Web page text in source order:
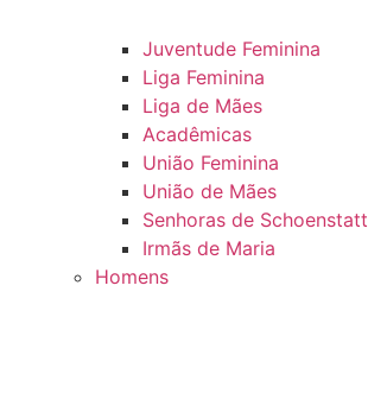
Juventude Feminina
Liga Feminina
Liga de Mães
Acadêmicas
União Feminina
União de Mães
Senhoras de Schoenstatt
Irmãs de Maria
Homens